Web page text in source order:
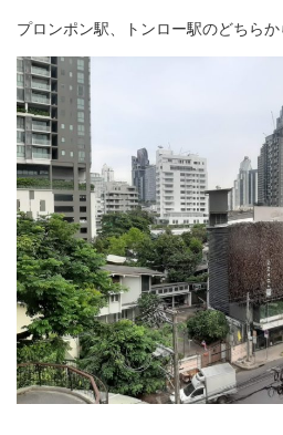
プロンポン駅、トンロー駅のどちらか